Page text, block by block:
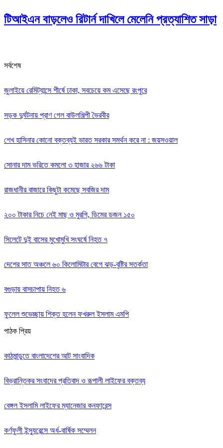
টিআইএন বাড়লেও রিটার্ন দাখিলে মেলেনি প্রত্যাশিত সাড়া
সর্বশেষ
জুলাইয়ে রেমিট্যান্সে শীর্ষে ঢাকা, সবচেয়ে কম এসেছে রংপুরে
সড়ক দুর্ঘটনায় প্রাণ গেল বাউলশিল্পী ভৈরবীর
‌শেখ হাসিনার কোনো বক্তব্যই ভারত সরকার সমর্থন করে না : জয়সওয়াল
সোনার দাম ভরিতে কমলো ৩ হাজার ২৬৬ টাকা
রাজধানীর বাজারে কিছুটা কমেছে সবজির দাম
২০০ টাকার নিচে নেই মাছ ও মুরগি, ডিমের ডজন ১৫০
সিলেটে দুই বাসের মুখোমুখি সংঘর্ষে নিহত ৭
দেশের সাত অঞ্চলে ৬০ কিলোমিটার বেগে ঝড়-বৃষ্টির সতর্কতা
বগুড়ায় বাসচাপায় নিহত ৬
ফুলেল শুভেচ্ছায় শিক্ত হলেন ফখরুল ইসলাম এমপি
পাঠক প্রিয়
কাঠমান্ডুতে বাংলাদেশের আট সাংবাদিক
বিভ্রান্তিকর সংবাদের প্রতিবাদ ও রূপালী লাইফের বক্তব্য
বেঙ্গল ইসলামি লাইফের ম্যানেজার কনফারেন্স
কর্ণফুলী ইন্স্যুরেন্সে অর্ধ-বার্ষিক সম্মেলন